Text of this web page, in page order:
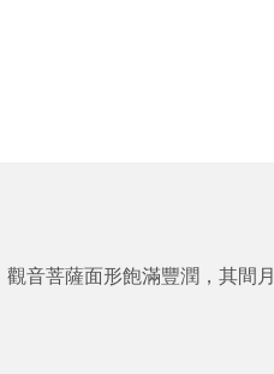
音菩薩面形飽滿豐潤，其間月